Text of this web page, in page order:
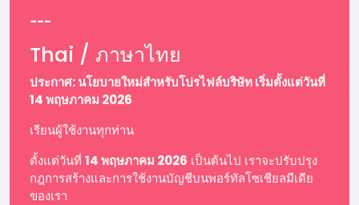
---
Thai / ภาษาไทย
ประกาศ: นโยบายใหม่สำหรับโปรไฟล์บริษัท เริ่มตั้งแต่วันที่
14 พฤษภาคม 2026
เรียนผู้ใช้งานทุกท่าน
ตั้งแต่วันที่ 14 พฤษภาคม 2026 เป็นต้นไป เราจะปรับปรุง
กฎการสร้างและการใช้งานบัญชีบนพอร์ทัลโซเชียลมีเดีย
ของเรา